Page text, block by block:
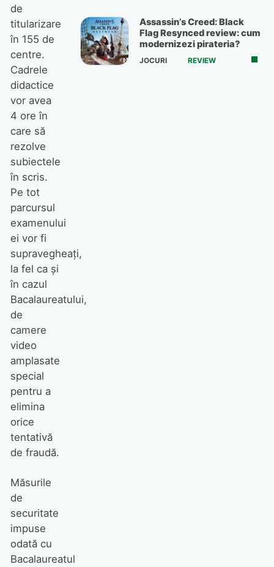
de
titularizare
în 155 de
centre.
Cadrele
didactice
vor avea
4 ore în
care să
rezolve
subiectele
în scris.
Pe tot
parcursul
examenului
ei vor fi
supravegheaţi,
la fel ca şi
în cazul
Bacalaureatului,
de
camere
video
amplasate
special
pentru a
elimina
orice
tentativă
de fraudă.
Măsurile
de
securitate
impuse
odată cu
Bacalaureatul
Assassin’s Creed: Black
Flag Resynced review: cum
modernizezi pirateria?
JOCURI REVIEW